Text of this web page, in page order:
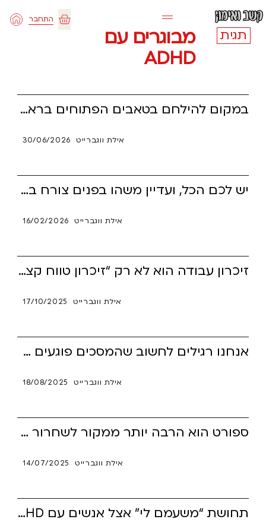
דילוג
לתוכן
עגלת
התחבר
תגית
מבוגרים עם
ADHD
במקום להילחם בטאבים הפתוחים בראש, גלו למה הפיזור הקשבי הוא היתרון המנצח שלכם בעולם החדש. מהפכת ה-AI לוקחת על עצמה את המטלות המונוטוניות ומפנה מקום לחשיבה גנרליסטית, רחבה ופורצת דרך. הגיע הזמן להפסיק לשלם את מס התפקוד הניהולי, לקחת את המושכות ולהתחיל להנהיג את האנרגיה שלכם.
אילת ווגברייט 30/06/2026
יש לכם הכל, ועדיין משהו בפנים צורח בשקט? כך נראה משבר זהות שקט אצל אנשים עם ADHD, כשהחיים נראים נכונים אבל מרגישים זרים. זה לא סיפור על להתפטר, אלא על לבנות זהות דרך אוטונומיה, כשירות ושייכות – בתוך הערפל.
אילת ווגברייט 16/02/2026
זיכרון עבודה הוא לא רק “זיכרון טווח קצר” — אלא הלב הפועם של החשיבה, התכנון והביצוע. אנשים עם ADHD חווים לעיתים "קצר" במנוע הזה, וכתוצאה – שכחה, בלבול ועומס. עם תרגול נכון, רישום, שגרות וכלים פשוטים – אפשר להפוך את הזיכרון הזה לעוזר נאמן ומדויק.
אילת ווגברייט 17/10/2025
אנחנו רגילים לחשוב שהמסכים פוגעים בעיקר בילדים, אבל האמת היא שגם המבוגרים הפכו ל"פצועי קשב". המרדף אחרי גירויים, הפיצול הבלתי פוסק והבריחה למסכים יוצרים עומס, חרדה וריקנות. המאמר מציע דרכים פשוטות לעצור את השחיקה, לחזור לנוכחות ולשקם את שריר הקשב.
אילת ווגברייט 18/08/2025
ספורט הוא הרבה יותר ממקור לשחרור אנרגיה – הוא יכול לשפר תפקודים ניהוליים אצל אנשים עם ADHD. במאמר הזה תגלו איזה סוג עצימות מתאים לכל קושי נפוץ. והכי חשוב? איך לא לוותר ולהתמיד במה שעושה לכם טוב באמת.
אילת ווגברייט 14/07/2025
תחושת “משעמם לי” אצל אנשים עם ADHD היא הרבה יותר מסתם חוסר עניין. זהו שם קוד לתגמול דופמינרגי, תפיסת זמן מעוותת וצורך בגירוי חושי מתמיד. במאמר תגלו מה קורה מאחורי הקלעים של מנגנון השעמום, ומה אפשר לעשות כדי לפרוץ את המלכודת.